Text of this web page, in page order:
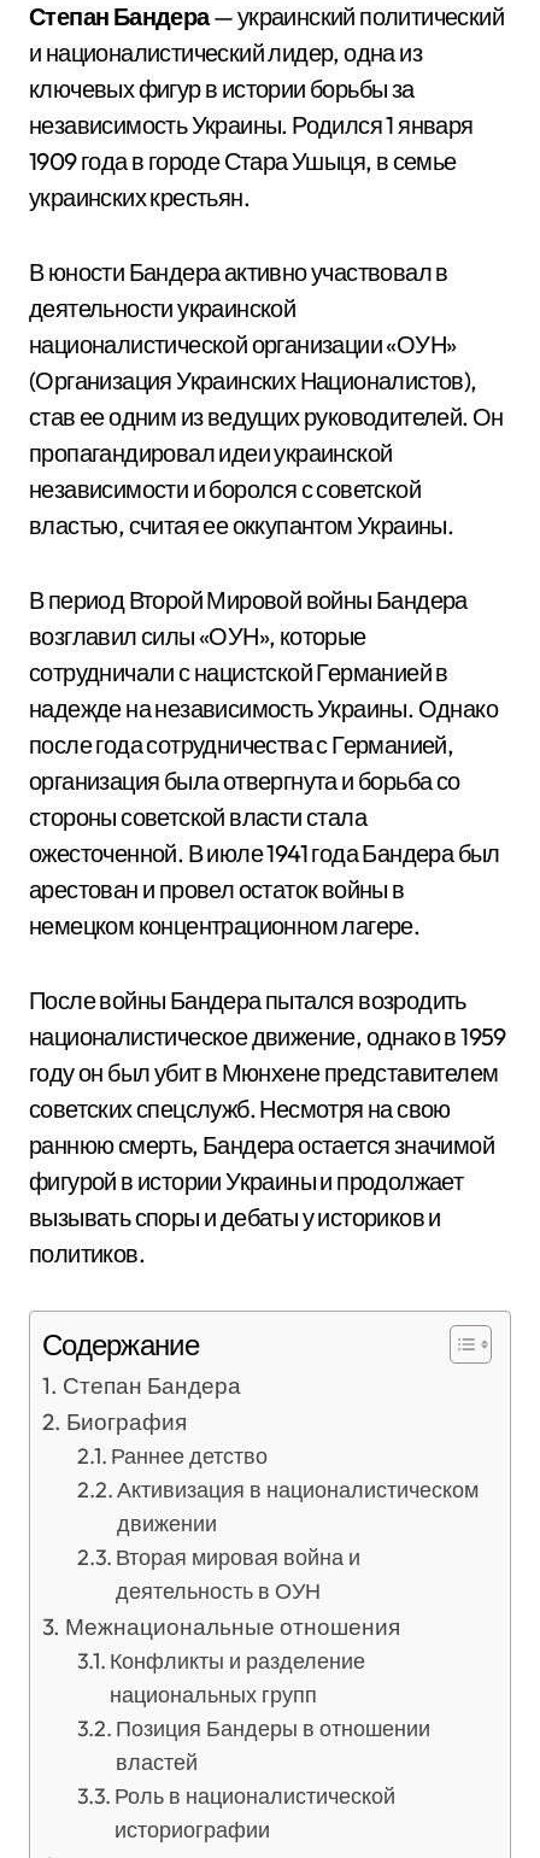
Степан Бандера— украинский политический
и националистический лидер, одна из
ключевых фигур в истории борьбы за
независимость Украины. Родился 1 января
1909 года в городе Стара Ушыця, в семье
украинских крестьян.
В юности Бандера активно участвовал в
деятельности украинской
националистической организации «ОУН»
(Организация Украинских Националистов),
став ее одним из ведущих руководителей. Он
пропагандировал идеи украинской
независимости и боролся с советской
властью, считая ее оккупантом Украины.
В период Второй Мировой войны Бандера
возглавил силы «ОУН», которые
сотрудничали с нацистской Германией в
надежде на независимость Украины. Однако
после года сотрудничества с Германией,
организация была отвергнута и борьба со
стороны советской власти стала
ожесточенной. В июле 1941 года Бандера был
арестован и провел остаток войны в
немецком концентрационном лагере.
После войны Бандера пытался возродить
националистическое движение, однако в 1959
году он был убит в Мюнхене представителем
советских спецслужб. Несмотря на свою
раннюю смерть, Бандера остается значимой
фигурой в истории Украины и продолжает
вызывать споры и дебаты у историков и
политиков.
Содержание
Степан Бандера
Биография
Раннее детство
Активизация в националистическом
движении
Вторая мировая война и
деятельность в ОУН
Межнациональные отношения
Конфликты и разделение
национальных групп
Позиция Бандеры в отношении
властей
Роль в националистической
историографии